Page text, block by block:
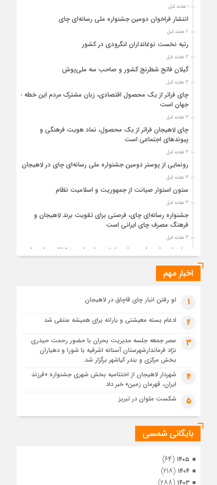
1 هفته قبل
انتشار فراخوان دومین جشنواره ملی رسانه‌ای چای
2 هفته قبل
رتبه نخست نوغانداران لنگرودی در کشور
3 هفته قبل
گیلان فاتح شطرنج کشور و صاحب سه ملی‌پوش
3 هفته قبل
چای فراتر از یک محصول اقتصادی، زبان مشترک مردم این خطه با
جهان است
3 هفته قبل
چای لاهیجان فراتر از یک محصول، نماد هویت فرهنگی و
پیوندهای اجتماعی است
3 هفته قبل
رونمایی از پوستر دومین جشنواره ملی رسانه‌ای چای در لاهیجان
3 هفته قبل
ستون استوار صیانت از جمهوریت و اسلامیت نظام
3 هفته قبل
جشنواره رسانه‌ای چای، فرصتی برای تقویت برند لاهیجان و
فرهنگ مصرف چای ایرانی است
3 هفته قبل
جشنواره ملی چای، حمایت از لاهیجان یا هزینه‌تراشی برای چای
1 ماه قبل
1 ماه قبل
رئوف
تصاویر هوایی مراسم تشییع پیکر مطهر آقای شهید ایران – مشهد
مراسم تشییع پیکر مطهر آقای شهید ایران – مشهد
تصاویری از تراکم جمعیت حاضر در میدان ثورهالعشرین نجف
اشرف
اخبار مهم
1 لو رفتن انبار چای قاچاق در لاهیجان
2 ادغام بسته معیشتی و یارانه برای همیشه منتفی شد
3
عصر جمعه جلسه مدیریت بحران با حضور رحمت حیدری
نژاد فرماندارشهرستان آستانه اشرفیه با شورا و دهیاران
بخش مرکزی و بندر کیاشهر برگزار شد.
4
شهردار لاهیجان از اختتامیه بخش شهری جشنواره «فرزند
ایران، قهرمان زمین» خبر داد
5 شکست ملوان در تبریز
بایگانی شمسی
۱۴۰۵ (۶۴)
۱۴۰۴ (۲۱۸)
۱۴۰۳ (۲۸۸)